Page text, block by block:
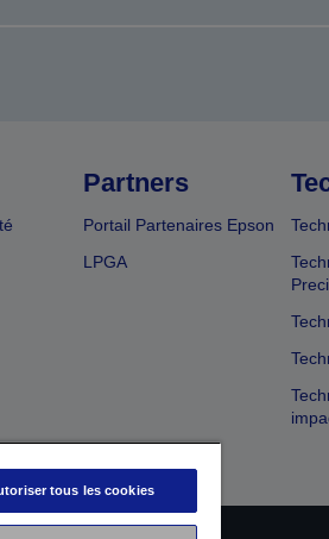
Partners
Portail Partenaires Epson
LPGA
tous les cookies